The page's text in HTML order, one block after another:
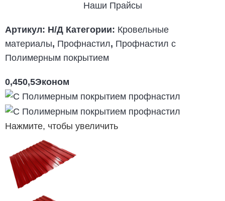
Наши Прайсы
Артикул: Н/Д Категории: Кровельные
материалы, Профнастил, Профнастил с
Полимерным покрытием
0,450,5Эконом
Нажмите, чтобы увеличить